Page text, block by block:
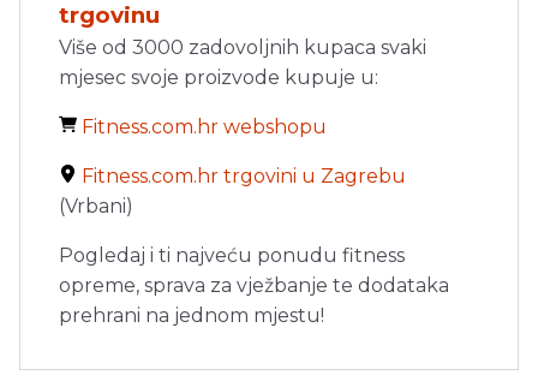
trgovinu
Više od 3000 zadovoljnih kupaca svaki
mjesec svoje proizvode kupuje u:
Fitness.com.hr webshopu
Fitness.com.hr trgovini u Zagrebu
(Vrbani)
Pogledaj i ti najveću ponudu fitness
opreme, sprava za vježbanje te dodataka
prehrani na jednom mjestu!